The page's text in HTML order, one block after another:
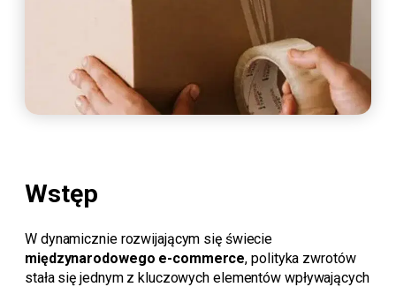
Wstęp
W dynamicznie rozwijającym się świecie
międzynarodowego e-commerce, polityka zwrotów
stała się jednym z kluczowych elementów wpływających